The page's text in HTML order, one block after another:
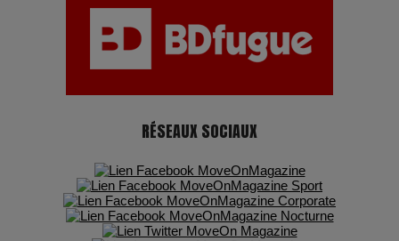
Pharaonic Festival 2025 : 10 ans d’électro sous les
montagnes, une fête à ne pas manquer
RÉSEAUX SOCIAUX